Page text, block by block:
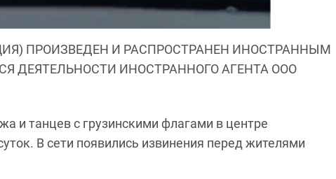
ПРОИЗВЕДЕН И РАСПРОСТРАНЕН ИНОСТРАННЫМ
ДЕЯТЕЛЬНОСТИ ИНОСТРАННОГО АГЕНТА ООО
и танцев с грузинскими флагами в центре
В сети появились извинения перед жителями